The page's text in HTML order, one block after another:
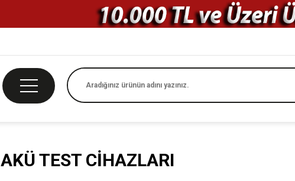
AKÜ TEST CIHAZLARI